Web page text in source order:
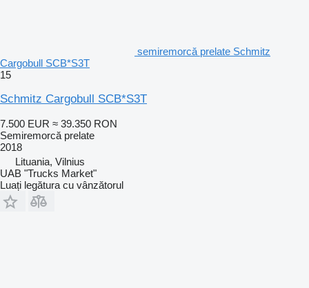
semiremorcă prelate Schmitz
Cargobull SCB*S3T
15
Schmitz Cargobull SCB*S3T
7.500 EUR ≈ 39.350 RON
Semiremorcă prelate
2018
Lituania, Vilnius
UAB "Trucks Market"
Luați legătura cu vânzătorul